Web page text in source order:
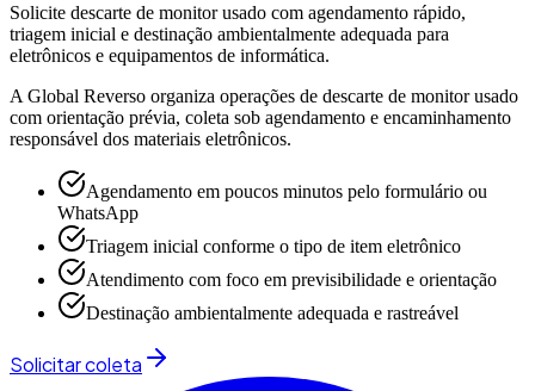
Solicite descarte de monitor usado com agendamento rápido,
triagem inicial e destinação ambientalmente adequada para
eletrônicos e equipamentos de informática.
A Global Reverso organiza operações de descarte de monitor usado
com orientação prévia, coleta sob agendamento e encaminhamento
responsável dos materiais eletrônicos.
Agendamento em poucos minutos pelo formulário ou
WhatsApp
Triagem inicial conforme o tipo de item eletrônico
Atendimento com foco em previsibilidade e orientação
Destinação ambientalmente adequada e rastreável
Solicitar coleta